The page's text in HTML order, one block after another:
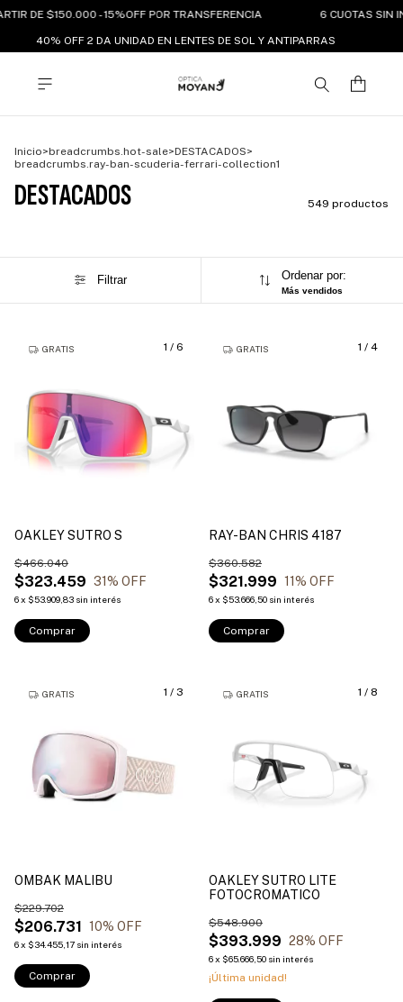
DE $150.000 - 15%OFF POR TRANSFERENCIA 6 CUOTAS SIN
40% OFF 2 DA UNIDAD EN LENTES DE SOL Y ANTIPARRAS
Inicio>breadcrumbs.hot-sale>DESTACADOS>
breadcrumbs.ray-ban-scuderia-ferrari-collection1
DESTACADOS 549 productos
Filtrar Ordenar por:
Más vendidos
1 / 6
GRATIS
OAKLEY SUTRO S
$323.459
$466.040
31% OFF
6x $53.909,83 sin interés
Comprar
1 / 4
GRATIS
RAY-BAN CHRIS 4187
$321.999
$360.582
11% OFF
6x $53.666,50 sin interés
Comprar
1 / 3
GRATIS
OMBAK MALIBU
$206.731
$229.702
10% OFF
6x $34.455,17 sin interés
Comprar
1 / 8
GRATIS
OAKLEY SUTRO LITE
FOTOCROMATICO
$393.999
$548.900
28% OFF
6x $65.666,50 sin interés
¡Última unidad!